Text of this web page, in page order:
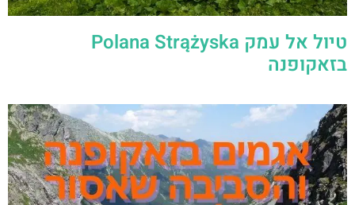
אגמים בזאקופנה והסביבה שאסור לפספס